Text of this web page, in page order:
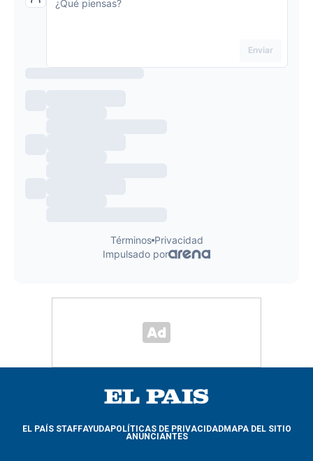
EL PAÍS STAFFAYUDAPOLÍTICAS DE PRIVACIDADMAPA DEL SITIO
ANUNCIANTES